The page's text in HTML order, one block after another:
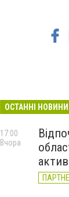
ОСТАННІ НОВИНИ
17:00
Вчора